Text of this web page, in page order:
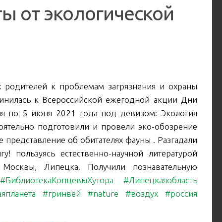
от экологической
к проблемам загрязнения и охраны
к Всероссийской ежегодной акции Дни
по 5 июня 2021 года под девизом: Экология
подготовили и провели эко-обозрение
об обитателях фауны . Разгадали
естественно-научной литературой
Липецка. Получили познавательную
#БиблиотекаКопцевыХутора
#Липецкаяобласть
#гринвей #nature #воздух #россия